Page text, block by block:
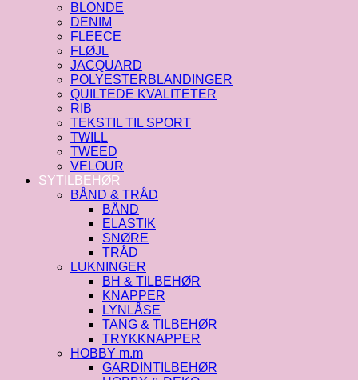
BLONDE
DENIM
FLEECE
FLØJL
JACQUARD
POLYESTERBLANDINGER
QUILTEDE KVALITETER
RIB
TEKSTIL TIL SPORT
TWILL
TWEED
VELOUR
SYTILBEHØR
BÅND & TRÅD
BÅND
ELASTIK
SNØRE
TRÅD
LUKNINGER
BH & TILBEHØR
KNAPPER
LYNLÅSE
TANG & TILBEHØR
TRYKKNAPPER
HOBBY m.m
GARDINTILBEHØR